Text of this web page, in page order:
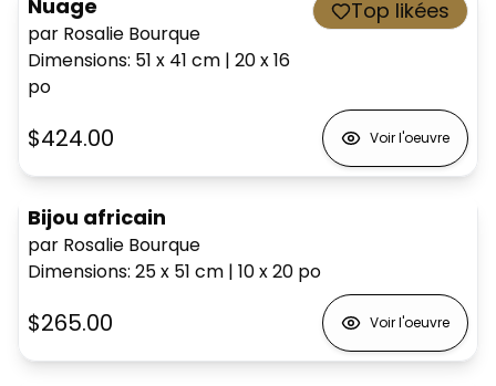
Nuage
par Rosalie Bourque
Dimensions: 51 x 41 cm | 20 x 16
po
Top likées
$424.00 Voir l'oeuvre
Bijou africain
par Rosalie Bourque
Dimensions: 25 x 51 cm | 10 x 20 po
$265.00 Voir l'oeuvre